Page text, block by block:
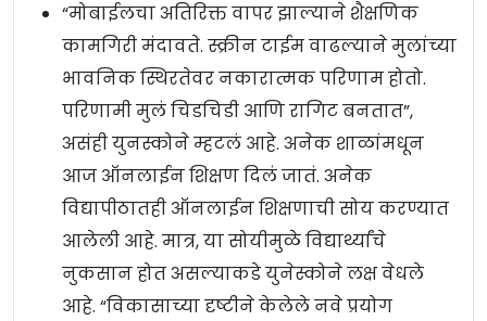
“मोबाईलचा अतिरिक्त वापर झाल्याने शैक्षणिक
कामगिरी मंदावते. स्क्रीन टाईम वाढल्याने मुलांच्या
भावनिक स्थिरतेवर नकारात्मक परिणाम होतो.
परिणामी मुलं चिडचिडी आणि रागिट बनतात”,
असंही युनस्कोने म्हटलं आहे. अनेक शाळांमधून
आज ऑनलाईन शिक्षण दिलं जातं. अनेक
विद्यापीठातही ऑनलाईन शिक्षणाची सोय करण्यात
आलेली आहे. मात्र, या सोयीमुळे विद्यार्थ्यांचे
नुकसान होत असल्याकडे युनेस्कोने लक्ष वेधले
आहे. “विकासाच्या दृष्टीने केलेले नवे प्रयोग